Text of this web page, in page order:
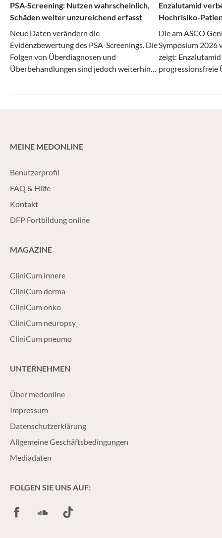
PSA-Screening: Nutzen wahrscheinlich,
Schäden weiter unzureichend erfasst
Neue Daten verändern die
Evidenzbewertung des PSA-Screenings. Die
Folgen von Überdiagnosen und
Überbehandlungen sind jedoch weiterhin
Abwägung von Nutzen und Schaden
Enzalutamid
Hochrisiko-
Prostatektomie
Die am ASCO
Symposium 2026
zeigt:
progressionsfreie
Rezidiv
MEINE MEDONLINE
Benutzerprofil
FAQ & Hilfe
Kontakt
DFP Fortbildung online
MAGAZINE
CliniCum innere
CliniCum derma
CliniCum onko
CliniCum neuropsy
CliniCum pneumo
UNTERNEHMEN
Über medonline
Impressum
Datenschutzerklärung
Allgemeine Geschäftsbedingungen
Mediadaten
FOLGEN SIE UNS AUF:
FacebookSoundCloud
TikTok